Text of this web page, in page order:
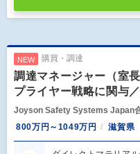
NEW 購買・調達
調達マネージャー（室
プライヤー戦略に関与
Joyson Safety Systems Japan
800万円～1049万円
滋賀県